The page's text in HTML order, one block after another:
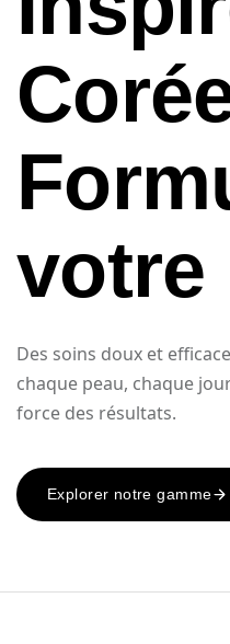
votre
Des soins doux et
chaque peau, chaque
force des résultats.
Explorer notre gamme